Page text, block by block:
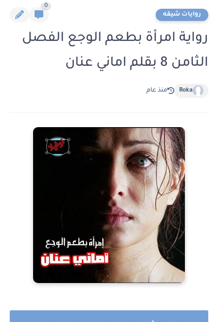
روايات شيقه
0
رواية امرأة بطعم الوجع الفصل
الثامن 8 بقلم اماني عنان
Roka منذ عام